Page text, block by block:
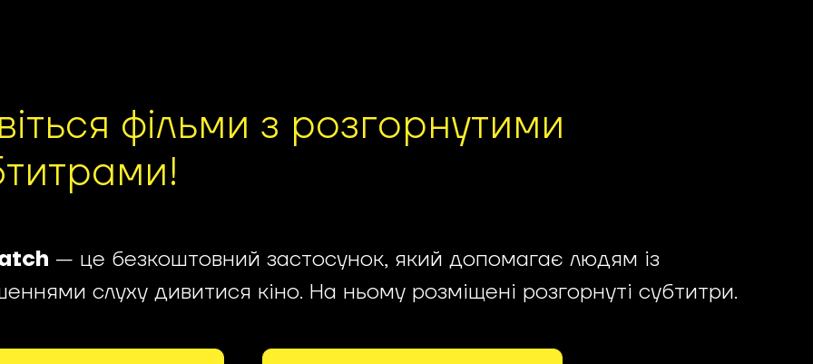
фільми з розгорнутими
— це безкоштовний застосунок, який допомагає людям із
слуху дивитися кіно. На ньому розміщені розгорнуті субтитри.